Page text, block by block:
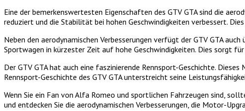
Eine der bemerkenswertesten Eigenschaften des GTV GTA sind die
reduziert und die Stabilität bei hohen Geschwindigkeiten verbessert.
Neben den aerodynamischen Verbesserungen verfügt der GTV GTA
Sportwagen in kürzester Zeit auf hohe Geschwindigkeiten. Dies sorgt
Der GTV GTA hat auch eine faszinierende Rennsport-Geschichte.
Rennsport-Geschichte des GTV GTA unterstreicht seine
Wenn Sie ein Fan von Alfa Romeo und sportlichen Fahrzeugen sind,
und entdecken Sie die aerodynamischen Verbesserungen, die Motor-